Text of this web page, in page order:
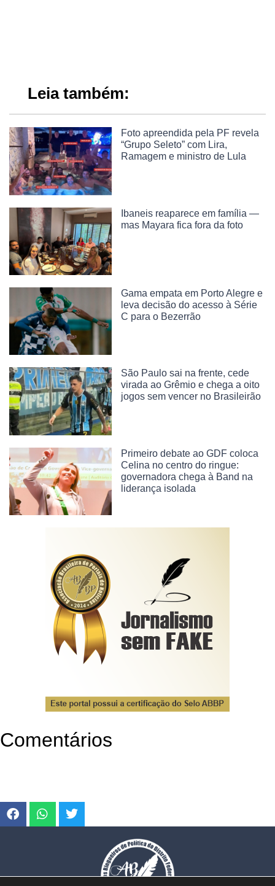
Leia também:
Foto apreendida pela PF revela
“Grupo Seleto” com Lira,
Ramagem e ministro de Lula
Ibaneis reaparece em família —
mas Mayara fica fora da foto
Gama empata em Porto Alegre e
leva decisão do acesso à Série
C para o Bezerrão
São Paulo sai na frente, cede
virada ao Grêmio e chega a oito
jogos sem vencer no Brasileirão
Primeiro debate ao GDF coloca
Celina no centro do ringue:
governadora chega à Band na
liderança isolada
Comentários